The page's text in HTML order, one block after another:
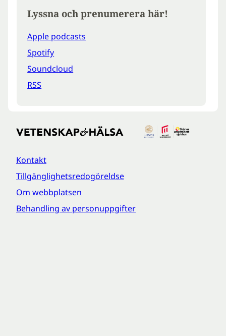
Lyssna och prenumerera här!
Apple podcasts
Spotify
Soundcloud
RSS
Kontakt
Tillgänglighetsredogöreldse
Om webbplatsen
Behandling av personuppgifter